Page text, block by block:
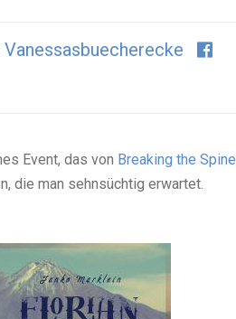
Vanessasbuecherecke
Event, das von Breaking the Spine
die man sehnsüchtig erwartet.